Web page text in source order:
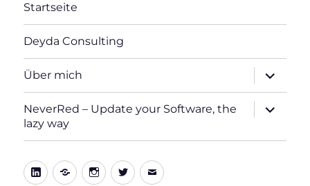
Startseite
Deyda Consulting
Über mich
öffnen
NeverRed – Update your Software, the
lazy way
öffnen
LinkedIn
Xing Instagram
TwitterE-